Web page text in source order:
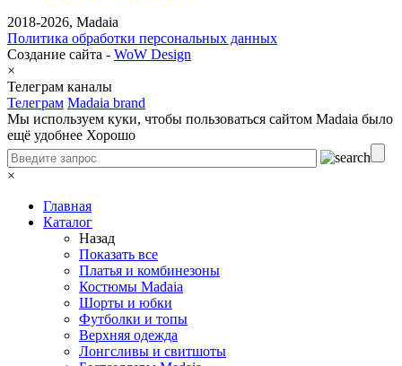
2018-2026, Madaia
Политика обработки персональных данных
Создание сайта - WoW Design
×
Телеграм каналы
Телеграм Madaia brand
Мы используем куки, чтобы пользоваться сайтом Madaia было
ещё удобнее Хорошо
×
Главная
Каталог
Назад
Показать все
Платья и комбинезоны
Костюмы Madaia
Шорты и юбки
Футболки и топы
Верхняя одежда
Лонгсливы и свитшоты